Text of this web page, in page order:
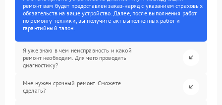
ремонт вам будет предоставлен заказ-наряд с указанием страховых
обязательств на ваше устройство. Далее, после выполнения работ
по ремонту техники, вы получите акт выполненных работ и
гарантийный талон.
Я уже знаю в чем неисправность и какой
ремонт необходим. Для чего проводить
диагностику?
Мне нужен срочный ремонт. Сможете
сделать?